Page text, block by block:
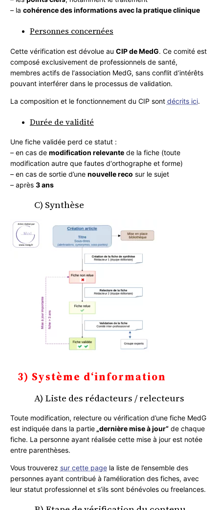
– la cohérence des informations avec la pratique clinique
Personnes concernées
Cette vérification est dévolue au CIP de MedG. Ce comité est
composé exclusivement de professionnels de santé,
membres actifs de l‘association MedG, sans conflit d‘intérêts
pouvant interférer dans le processus de validation.
La composition et le fonctionnement du CIP sont décrits ici.
Durée de validité
Une fiche validée perd ce statut :
– en cas de modification relevantede la fiche (toute
modification autre que fautes d‘orthographe et forme)
– en cas de sortie d’une nouvelle reco sur le sujet
– après 3 ans
C) Synthèse
3) Système d‘information
A) Liste des rédacteurs / relecteurs
Toute modification, relecture ou vérification d’une fiche MedG
est indiquée dans la partie„dernière mise à jour“de chaque
fiche. La personne ayant réalisée cette mise à jour est notée
entre parenthèses.
Vous trouverez sur cette pagela liste de l’ensemble des
personnes ayant contribué à l’amélioration des fiches, avec
leur statut professionnel et s’ils sont bénévoles ou freelances.